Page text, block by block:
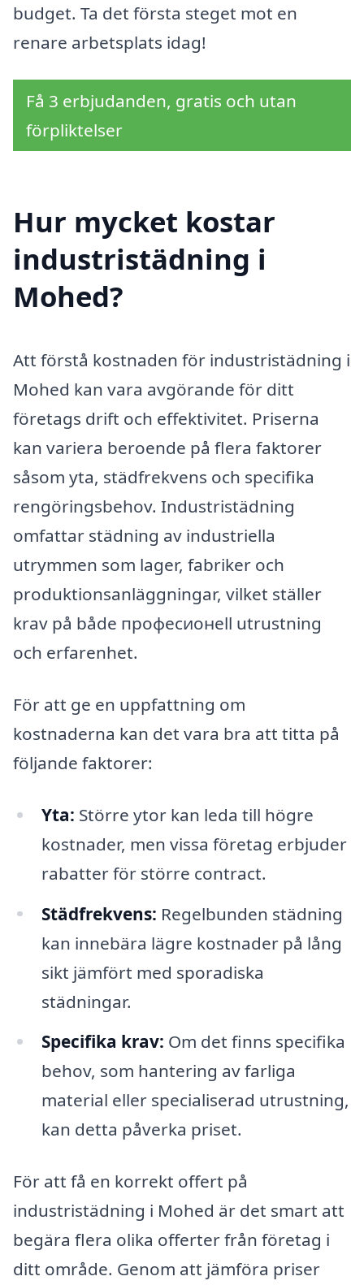
budget. Ta det första steget mot en
renare arbetsplats idag!
Få 3 erbjudanden, gratis och utan
förpliktelser
Hur mycket kostar
industristädning i
Mohed?
Att förstå kostnaden för industristädning i
Mohed kan vara avgörande för ditt
företags drift och effektivitet. Priserna
kan variera beroende på flera faktorer
såsom yta, städfrekvens och specifika
rengöringsbehov. Industristädning
omfattar städning av industriella
utrymmen som lager, fabriker och
produktionsanläggningar, vilket ställer
krav på både професионell utrustning
och erfarenhet.
För att ge en uppfattning om
kostnaderna kan det vara bra att titta på
följande faktorer:
Yta: Större ytor kan leda till högre
kostnader, men vissa företag erbjuder
rabatter för större contract.
Städfrekvens: Regelbunden städning
kan innebära lägre kostnader på lång
sikt jämfört med sporadiska
städningar.
Specifika krav: Om det finns specifika
behov, som hantering av farliga
material eller specialiserad utrustning,
kan detta påverka priset.
För att få en korrekt offert på
industristädning i Mohed är det smart att
begära flera olika offerter från företag i
ditt område. Genom att jämföra priser